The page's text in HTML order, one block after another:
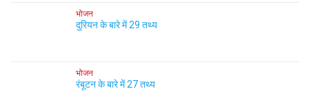
भोजन
दुरियन के बारे में 29 तथ्य
भोजन
रंबूटन के बारे में 27 तथ्य